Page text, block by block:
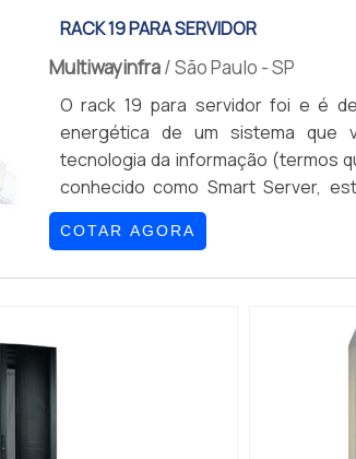
RACK 19 PARA SERVIDOR
Multiwayinfra/ São Paulo - SP
O rack 19 para servidor foi e é
energética de um sistema que
tecnologia da informação (termos
conhecido como Smart Server,
possuir um sistema consolidado
acabando por ser indicado para
COTAR AGORA